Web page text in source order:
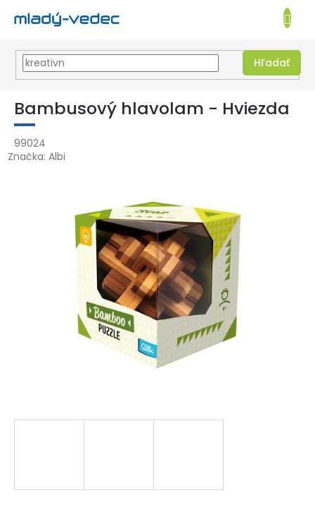
Prejsť
obsah
EUR
Hľadať
KOŠÍK
Bambusový hlavolam - Hviezda
99024
Značka: Albi